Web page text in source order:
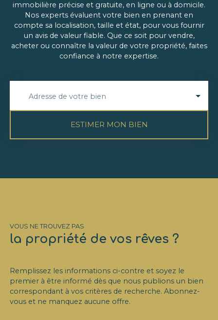
immobilière précise et gratuite, en ligne ou à domicile.
Nos experts évaluent votre bien en prenant en
compte sa localisation, taille et état, pour vous fournir
un avis de valeur fiable. Que ce soit pour vendre,
acheter ou connaître la valeur de votre propriété, faites
confiance à notre expertise.
Adresse de votre bien
ESTIMER MON BIEN
VOUS NE TROUVEZ PAS
la propriété de vos rêves ?
Remplissez les informations ci-contre et soyez le
premier à être informé dès que nous publions un bien
correspondant à vos critères de recherche. Abonnez-
vous et ne manquez aucune offre.